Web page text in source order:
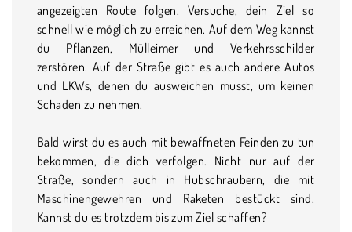
angezeigten Route folgen. Versuche, dein Ziel so
schnell wie möglich zu erreichen. Auf dem Weg kannst
du Pflanzen, Mülleimer und Verkehrsschilder
zerstören. Auf der Straße gibt es auch andere Autos
und LKWs, denen du ausweichen musst, um keinen
Schaden zu nehmen.
Bald wirst du es auch mit bewaffneten Feinden zu tun
bekommen, die dich verfolgen. Nicht nur auf der
Straße, sondern auch in Hubschraubern, die mit
Maschinengewehren und Raketen bestückt sind.
Kannst du es trotzdem bis zum Ziel schaffen?